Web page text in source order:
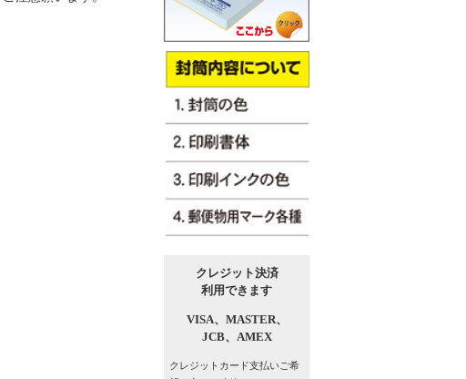
クレジット決済
利用できます
VISA、 MASTER、
JCB、 AMEX
クレジットカード支払いご希